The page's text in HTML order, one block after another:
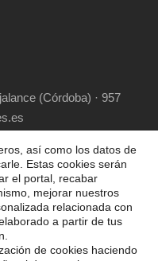
(Córdoba) · 957
DIOCESANA
RESERVED
así como los datos de
Estas cookies serán
el portal, recabar
mejorar nuestros
relacionada con
a partir de tus
de cookies haciendo